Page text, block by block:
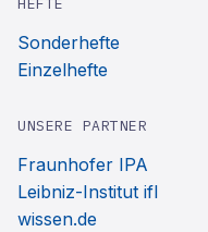
HEFTE
Sonderhefte
Einzelhefte
UNSERE PARTNER
Fraunhofer IPA
Leibniz-Institut ifl
wissen.de